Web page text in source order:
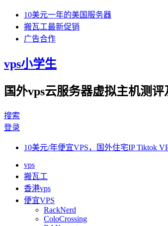
10美元一年的美国服务器
搬瓦工最新促销
广告合作
vps小学生
国外vps云服务器虚拟主机测
搜索
登录
10美元/年便宜VPS，国外住宅IP Tiktok
vps
搬瓦工
香港vps
便宜VPS
RackNerd
ColoCrossing